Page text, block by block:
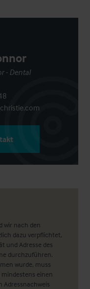
wir nach den
dazu verpflichtet,
und Adresse des
durchzuführen.
wurde, muss
einen
Adressnachweis
- Dental